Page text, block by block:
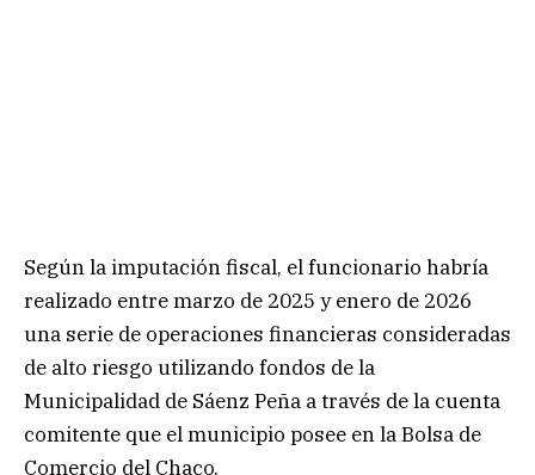
Según la imputación fiscal, el funcionario habría
realizado entre marzo de 2025 y enero de 2026
una serie de operaciones financieras consideradas
de alto riesgo utilizando fondos de la
Municipalidad de Sáenz Peña a través de la cuenta
comitente que el municipio posee en la Bolsa de
Comercio del Chaco.